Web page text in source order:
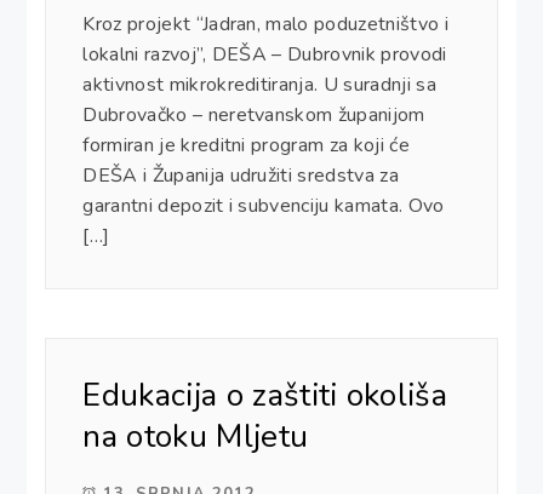
Kroz projekt “Jadran, malo poduzetništvo i
lokalni razvoj”, DEŠA – Dubrovnik provodi
aktivnost mikrokreditiranja. U suradnji sa
Dubrovačko – neretvanskom županijom
formiran je kreditni program za koji će
DEŠA i Županija udružiti sredstva za
garantni depozit i subvenciju kamata. Ovo
[…]
Edukacija o zaštiti okoliša
na otoku Mljetu